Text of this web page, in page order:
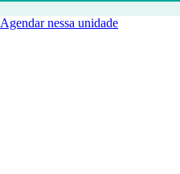
Agendar nessa unidade